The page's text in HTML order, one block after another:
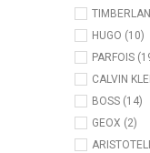
HUGO (10)
PARFOIS
CALVIN
BOSS (14)
GEOX (2)